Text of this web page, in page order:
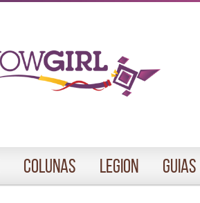
Colunas Legion Guias